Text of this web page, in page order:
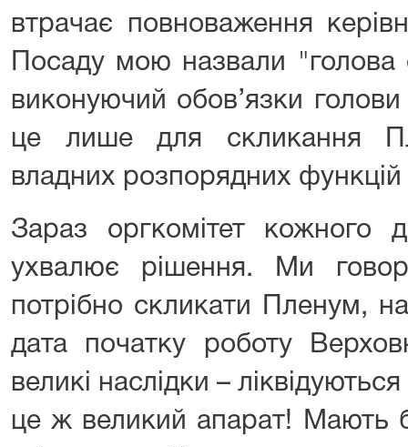
втрачає повноваження
Посаду мою назвали "голова
виконуючий обов’язки
це лише для скликання
владних розпорядних
Зараз оргкомітет кожного
ухвалює рішення. Ми
потрібно скликати Пленум,
дата початку роботу
великі наслідки –
це ж великий апарат! Мають